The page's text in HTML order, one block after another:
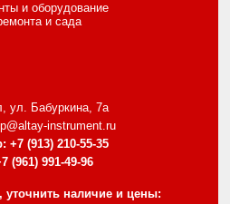
и оборудование
и сада
ул. Бабуркина, 7а
instrument.ru
+7 (913) 210-55-35
(961) 991-49-96
уточнить наличие и цены: